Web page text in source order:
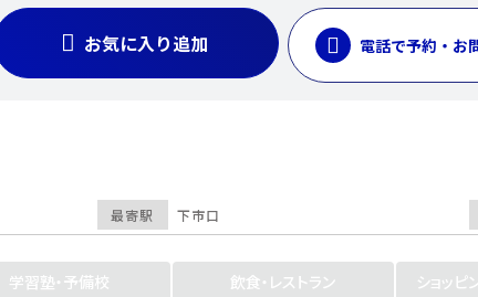
電話で予約・お
お気に入り追加
最寄駅 下市口
学習塾・予備校 飲食・レストラン ショッピ